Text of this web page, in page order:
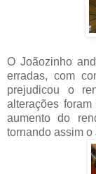
O Joãozinho
erradas, com
prejudicou o
alterações
aumento do
tornando assim